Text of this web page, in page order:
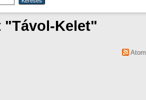
"Távol-Kelet"
Atom